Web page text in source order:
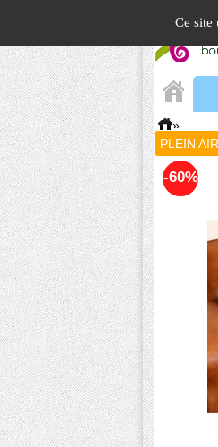
Ce site
»
PLEIN
-60%